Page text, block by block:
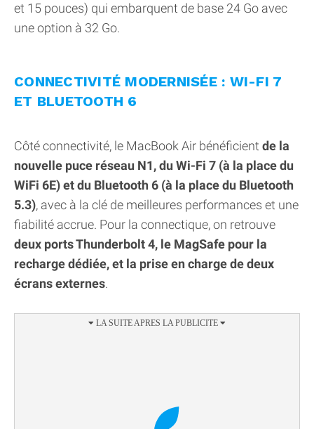
et 15 pouces) qui embarquent de base 24 Go avec
une option à 32 Go.
CONNECTIVITÉ MODERNISÉE : WI-FI 7
ET BLUETOOTH 6
Côté connectivité, le MacBook Air bénéficient de la
nouvelle puce réseau N1, du Wi-Fi 7 (à la place du
WiFi 6E) et du Bluetooth 6 (à la place du Bluetooth
5.3), avec à la clé de meilleures performances et une
fiabilité accrue. Pour la connectique, on retrouve
deux ports Thunderbolt 4, le MagSafe pour la
recharge dédiée, et la prise en charge de deux
écrans externes.